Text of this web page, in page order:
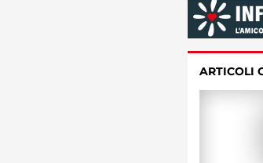
ARTICOLI